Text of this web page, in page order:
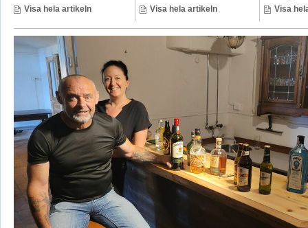
Visa hela artikeln Visa hela artikeln Visa